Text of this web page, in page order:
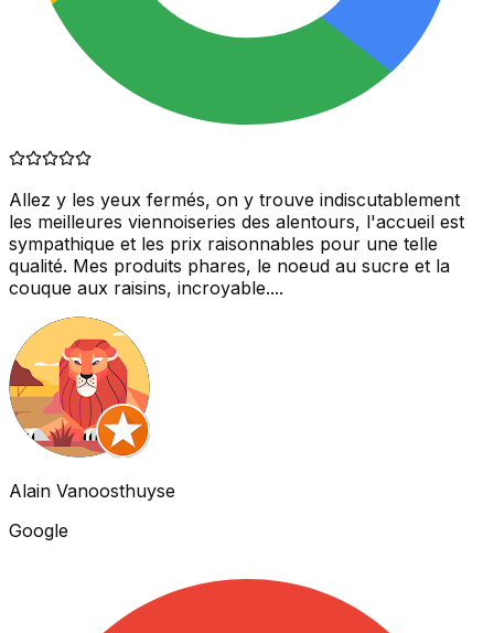
Allez y les yeux fermés, on y trouve indiscutablement
les meilleures viennoiseries des alentours, l'accueil est
sympathique et les prix raisonnables pour une telle
qualité. Mes produits phares, le noeud au sucre et la
couque aux raisins, incroyable....
Alain Vanoosthuyse
Google